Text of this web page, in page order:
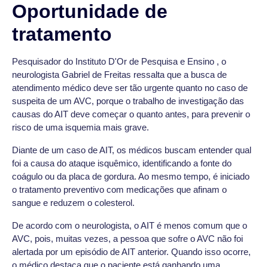
Oportunidade de
tratamento
Pesquisador do Instituto D'Or de Pesquisa e Ensino , o
neurologista Gabriel de Freitas ressalta que a busca de
atendimento médico deve ser tão urgente quanto no caso de
suspeita de um AVC, porque o trabalho de investigação das
causas do AIT deve começar o quanto antes, para prevenir o
risco de uma isquemia mais grave.
Diante de um caso de AIT, os médicos buscam entender qual
foi a causa do ataque isquêmico, identificando a fonte do
coágulo ou da placa de gordura. Ao mesmo tempo, é iniciado
o tratamento preventivo com medicações que afinam o
sangue e reduzem o colesterol.
De acordo com o neurologista, o AIT é menos comum que o
AVC, pois, muitas vezes, a pessoa que sofre o AVC não foi
alertada por um episódio de AIT anterior. Quando isso ocorre,
o médico destaca que o paciente está ganhando uma